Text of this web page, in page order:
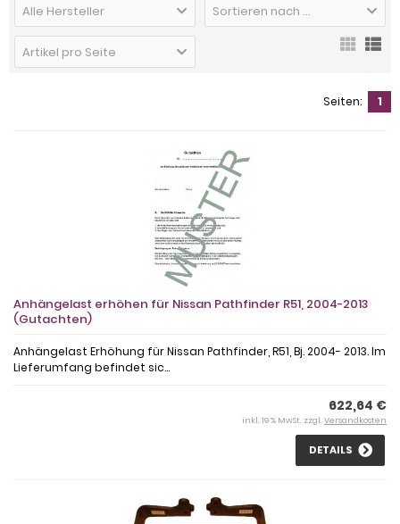
Alle Hersteller Sortieren nach ...
Artikel pro Seite
Seiten: 1
Anhängelast erhöhen für Nissan Pathfinder R51, 2004-2013
(Gutachten)
Anhängelast Erhöhung für Nissan Pathfinder, R51, Bj. 2004- 2013. Im
Lieferumfang befindet sic...
622,64 €
inkl. 19 % MwSt. zzgl. Versandkosten
DETAILS